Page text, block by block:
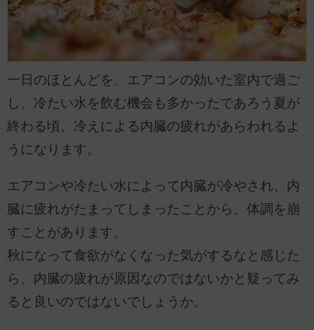
一日のほとんどを、エアコンの効いた室内で過ご
し、冷たい水を飲む機会も多かったであろう夏が
終わる頃、冷えによる内臓の疲れがあらわれるよ
うになります。
エアコンや冷たい水によって内臓が冷やされ、内
臓に疲れがたまってしまったことから、体調を崩
すことがあります。
秋になって食欲がなくなった気がするなと感じた
ら、内臓の疲れが原因なのではないかと疑ってみ
ると良いのではないでしょうか。